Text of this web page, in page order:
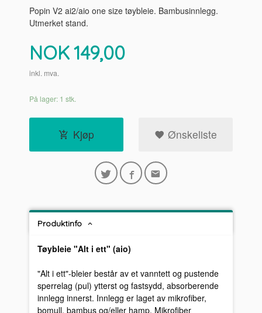
Popin V2 ai2/aio one size tøybleie. Bambusinnlegg.
Utmerket stand.
Pris
NOK149,00
inkl. mva.
På lager: 1 stk.
Kjøp Ønskeliste
Produktinfo
Tøybleie "Alt i ett" (aio)
"Alt i ett"-bleier består av et vanntett og pustende
sperrelag (pul) ytterst og fastsydd, absorberende
innlegg innerst. Innlegg er laget av mikrofiber,
bomull, bambus og/eller hamp. Mikrofiber